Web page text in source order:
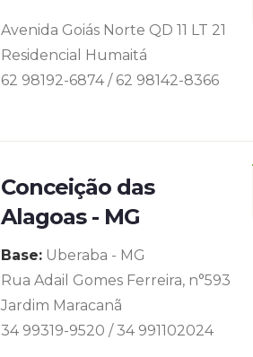
Avenida Goiás Norte QD 11 LT 21
Residencial Humaitá
62 98192-6874 / 62 98142-8366
Conceição das
Alagoas - MG
Base: Uberaba - MG
Rua Adail Gomes Ferreira, n°593
Jardim Maracanã
34 99319-9520 / 34 991102024